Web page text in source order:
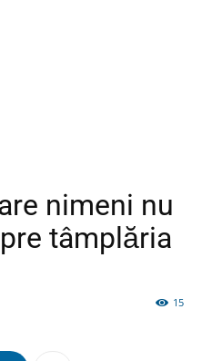
nimeni nu
tâmplăria
15